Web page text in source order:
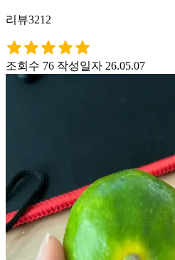
리뷰3212
조회수 76 작성일자 26.05.07